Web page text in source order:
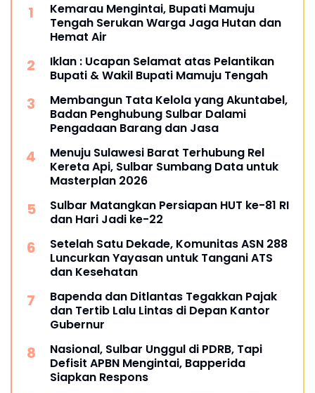
Kemarau Mengintai, Bupati Mamuju
Tengah Serukan Warga Jaga Hutan dan
Hemat Air
Iklan : Ucapan Selamat atas Pelantikan
Bupati & Wakil Bupati Mamuju Tengah
Membangun Tata Kelola yang Akuntabel,
Badan Penghubung Sulbar Dalami
Pengadaan Barang dan Jasa
Menuju Sulawesi Barat Terhubung Rel
Kereta Api, Sulbar Sumbang Data untuk
Masterplan 2026
Sulbar Matangkan Persiapan HUT ke-81 RI
dan Hari Jadi ke-22
Setelah Satu Dekade, Komunitas ASN 288
Luncurkan Yayasan untuk Tangani ATS
dan Kesehatan
Bapenda dan Ditlantas Tegakkan Pajak
dan Tertib Lalu Lintas di Depan Kantor
Gubernur
Nasional, Sulbar Unggul di PDRB, Tapi
Defisit APBN Mengintai, Bapperida
Siapkan Respons